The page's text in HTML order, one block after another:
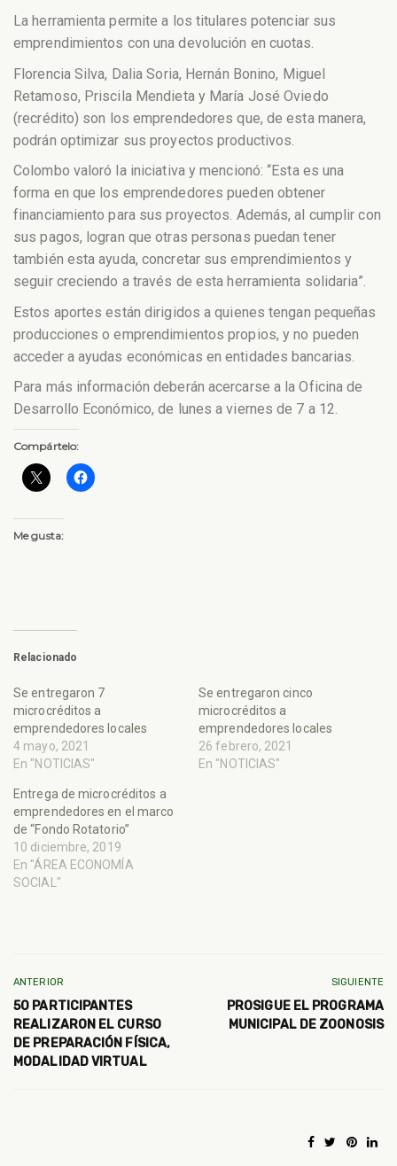
La herramienta permite a los titulares potenciar sus
emprendimientos con una devolución en cuotas.
Florencia Silva, Dalia Soria, Hernán Bonino, Miguel
Retamoso, Priscila Mendieta y María José Oviedo
(recrédito) son los emprendedores que, de esta manera,
podrán optimizar sus proyectos productivos.
Colombo valoró la iniciativa y mencionó: “Esta es una
forma en que los emprendedores pueden obtener
financiamiento para sus proyectos. Además, al cumplir con
sus pagos, logran que otras personas puedan tener
también esta ayuda, concretar sus emprendimientos y
seguir creciendo a través de esta herramienta solidaria”.
Estos aportes están dirigidos a quienes tengan pequeñas
producciones o emprendimientos propios, y no pueden
acceder a ayudas económicas en entidades bancarias.
Para más información deberán acercarse a la Oficina de
Desarrollo Económico, de lunes a viernes de 7 a 12.
Compártelo:
Me gusta:
Relacionado
Se entregaron 7
microcréditos a
emprendedores locales
4 mayo, 2021
En "NOTICIAS"
Se entregaron cinco
microcréditos a
emprendedores locales
26 febrero, 2021
En "NOTICIAS"
Entrega de microcréditos a
emprendedores en el marco
de “Fondo Rotatorio”
10 diciembre, 2019
En "ÁREA ECONOMÍA
SOCIAL"
ANTERIOR
50 PARTICIPANTES
REALIZARON EL CURSO
DE PREPARACIÓN FÍSICA,
MODALIDAD VIRTUAL
SIGUIENTE
PROSIGUE EL PROGRAMA
MUNICIPAL DE ZOONOSIS